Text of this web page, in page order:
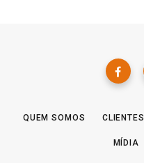
QUEM SOMOS CLIENTES
MÍDIA